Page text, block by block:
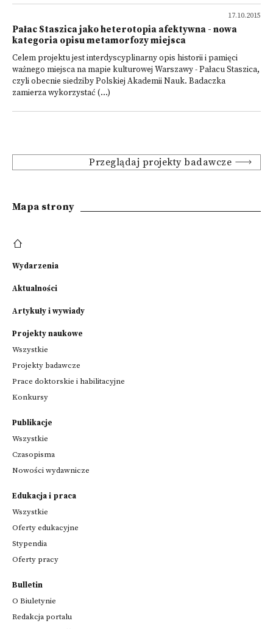
17.10.2015
Pałac Staszica jako heterotopia afektywna - nowa
kategoria opisu metamorfozy miejsca
Celem projektu jest interdyscyplinarny opis historii i pamięci
ważnego miejsca na mapie kulturowej Warszawy - Pałacu Staszica,
czyli obecnie siedziby Polskiej Akademii Nauk. Badaczka
zamierza wykorzystać (...)
Przeglądaj projekty badawcze
Mapa strony
Wydarzenia
Aktualności
Artykuły i wywiady
Projekty naukowe
Wszystkie
Projekty badawcze
Prace doktorskie i habilitacyjne
Konkursy
Publikacje
Wszystkie
Czasopisma
Nowości wydawnicze
Edukacja i praca
Wszystkie
Oferty edukacyjne
Stypendia
Oferty pracy
Bulletin
O Biuletynie
Redakcja portalu